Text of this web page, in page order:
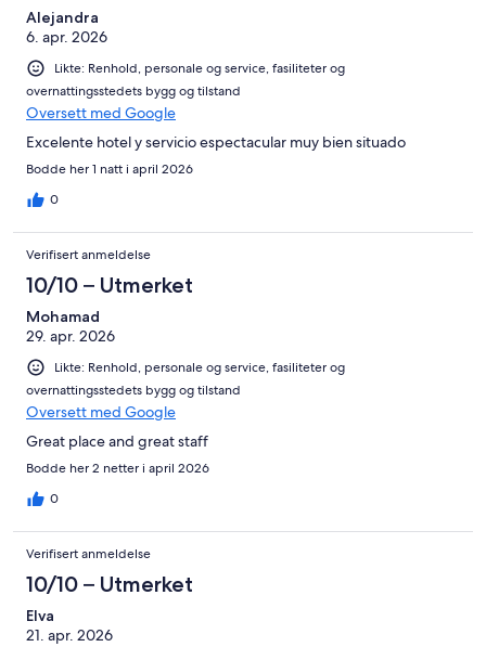
Alejandra
6. apr. 2026
Likte: Renhold, personale og service, fasiliteter og
overnattingsstedets bygg og tilstand
Oversett med Google
Excelente hotel y servicio espectacular muy bien situado
Bodde her 1 natt i april 2026
0
Verifisert anmeldelse
10/10 – Utmerket
Mohamad
29. apr. 2026
Likte: Renhold, personale og service, fasiliteter og
overnattingsstedets bygg og tilstand
Oversett med Google
Great place and great staff
Bodde her 2 netter i april 2026
0
Verifisert anmeldelse
10/10 – Utmerket
Elva
21. apr. 2026